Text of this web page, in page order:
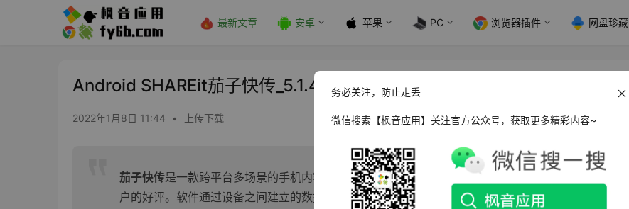
最新文章 安卓 苹果 PC 浏览器插件 网盘珍藏
Android SHAREit茄子快传_5.1.48_ww
2022年1月8日 11:44 • 上传下载
茄子快传是一款跨平台多场景的手机内容传输工具。由北京众联极享科技有限公司推出，受到了广大用
户的好评。软件通过设备之间建立的数据传输通路，实现了在没有外部WiFi网络或者数据网络连接的情
务必关注，防止走丢
微信搜索【枫音应用】关注官方公众号，获取更多精彩内容~